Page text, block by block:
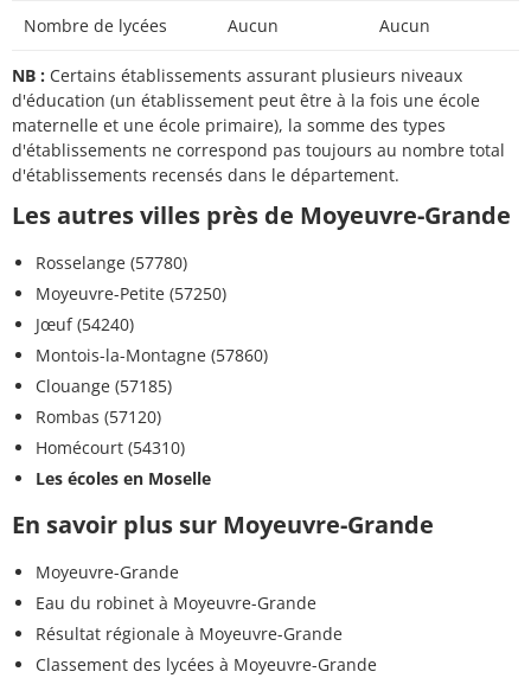
Nombre de lycées Aucun Aucun
NB : Certains établissements assurant plusieurs niveaux
d'éducation (un établissement peut être à la fois une école
maternelle et une école primaire), la somme des types
d'établissements ne correspond pas toujours au nombre total
d'établissements recensés dans le département.
Les autres villes près de Moyeuvre-Grande
Rosselange (57780)
Moyeuvre-Petite (57250)
Jœuf (54240)
Montois-la-Montagne (57860)
Clouange (57185)
Rombas (57120)
Homécourt (54310)
Les écoles en Moselle
En savoir plus sur Moyeuvre-Grande
Moyeuvre-Grande
Eau du robinet à Moyeuvre-Grande
Résultat régionale à Moyeuvre-Grande
Classement des lycées à Moyeuvre-Grande